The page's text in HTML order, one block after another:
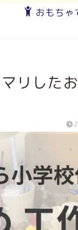
おもちゃ
リした